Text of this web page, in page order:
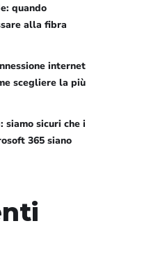
quando
alla fibra
internet
scegliere la più
siamo sicuri che i
365 siano